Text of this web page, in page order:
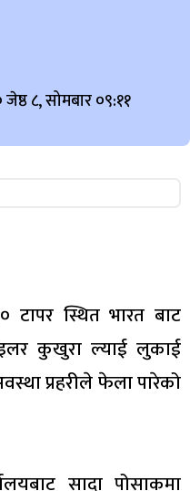
८, सोमबार ०९:११
टापर स्थित भारत बाट
कुखुरा ल्याई लुकाई
प्रहरीले फेला पारेको
सादा पोसाकमा